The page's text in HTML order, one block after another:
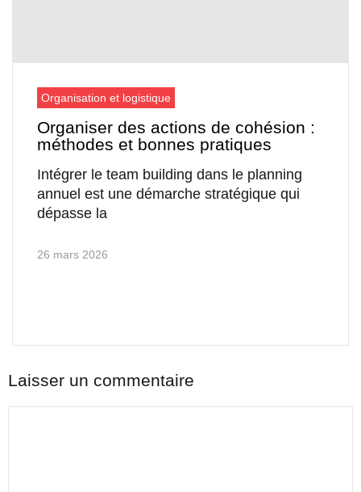
Organisation et logistique
Organiser des actions de cohésion :
méthodes et bonnes pratiques
Intégrer le team building dans le planning
annuel est une démarche stratégique qui
dépasse la
26 mars 2026
Laisser un commentaire